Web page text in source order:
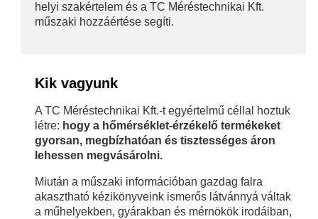
helyi szakértelem és a TC Méréstechnikai Kft.
műszaki hozzáértése segíti.
Kik vagyunk
A TC Méréstechnikai Kft.-t egyértelmű céllal hoztuk
létre: hogy a hőmérséklet-érzékelő termékeket
gyorsan, megbízhatóan és tisztességes áron
lehessen megvásárolni.
Miután a műszaki információban gazdag falra
akasztható kézikönyveink ismerős látvánnyá váltak
a műhelyekben, gyárakban és mérnökök irodáiban,